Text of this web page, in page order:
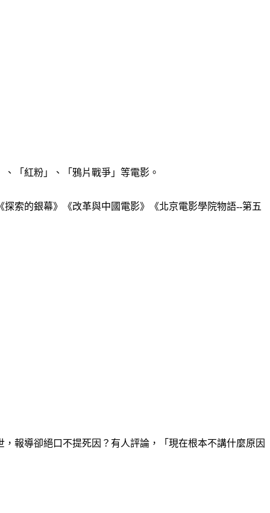
「紅粉」、「鴉片戰爭」等電影。
索的銀幕》《改革與中國電影》《北京電影學院物語--第五
報導卻絕口不提死因？有人評論，「現在根本不講什麼原因